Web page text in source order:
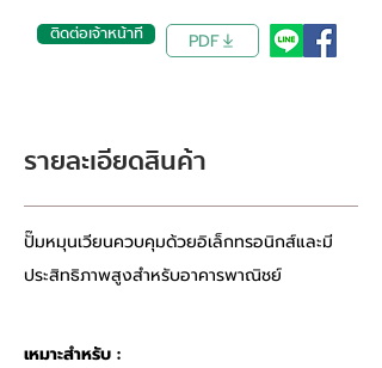
ติดต่อเจ้าหน้าที่ PDF
รายละเอียดสินค้า
ปั๊มหมุนเวียนควบคุมด้วยอิเล็กทรอนิกส์และมี
ประสิทธิภาพสูงสำหรับอาคารพาณิชย์
เหมาะสำหรับ :